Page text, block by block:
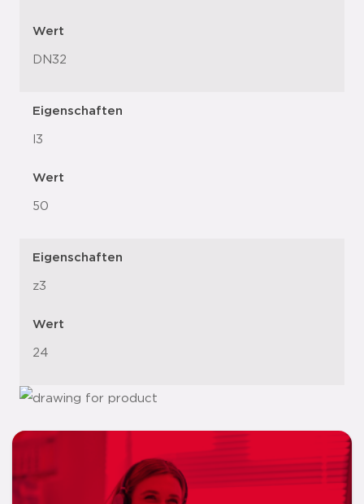
Wert
DN32
Eigenschaften
l3
Wert
50
Eigenschaften
z3
Wert
24